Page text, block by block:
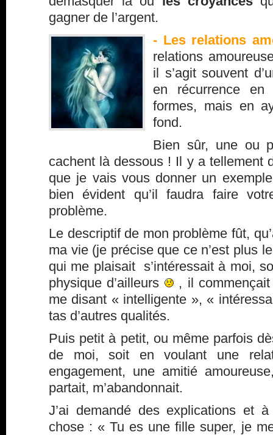
gagner de l’argent.
- Les relations
relations
il s’agit souvent
en récurrence en
formes, mais en
fond.
Bien sûr, une ou
cachent là dessous ! Il y a tellement
que je vais vous donner un
bien évident qu’il faudra faire
problème.
Le descriptif de mon problème fût,
ma vie (je précise que ce n’est plus
qui me plaisait s’intéressait à moi,
physique d’ailleurs
, il
me disant « intelligente », «
tas d’autres qualités.
Puis petit à petit, ou même parfois
de moi, soit en voulant une
engagement, une amitié
partait, m’abandonnait.
J’ai demandé des explications et
chose : « Tu es une fille super, je